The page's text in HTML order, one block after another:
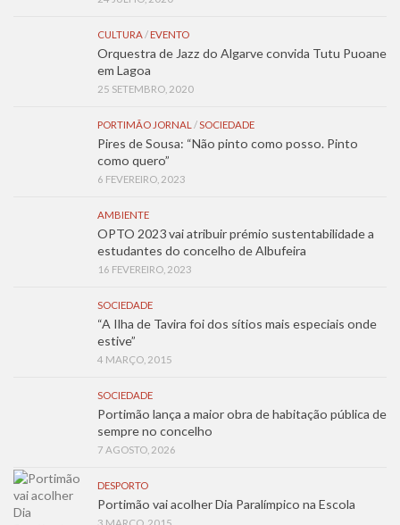
CULTURA/ EVENTO
Orquestra de Jazz do Algarve convida Tutu Puoane
em Lagoa
25 SETEMBRO, 2020
PORTIMÃO JORNAL /SOCIEDADE
Pires de Sousa: “Não pinto como posso. Pinto
como quero”
6 FEVEREIRO, 2023
AMBIENTE
OPTO 2023 vai atribuir prémio sustentabilidade a
estudantes do concelho de Albufeira
16 FEVEREIRO, 2023
SOCIEDADE
“A Ilha de Tavira foi dos sítios mais especiais onde
estive”
4 MARÇO, 2015
SOCIEDADE
Portimão lança a maior obra de habitação pública de
sempre no concelho
7 AGOSTO, 2026
DESPORTO
Portimão vai acolher Dia Paralímpico na Escola
3 MARÇO, 2015